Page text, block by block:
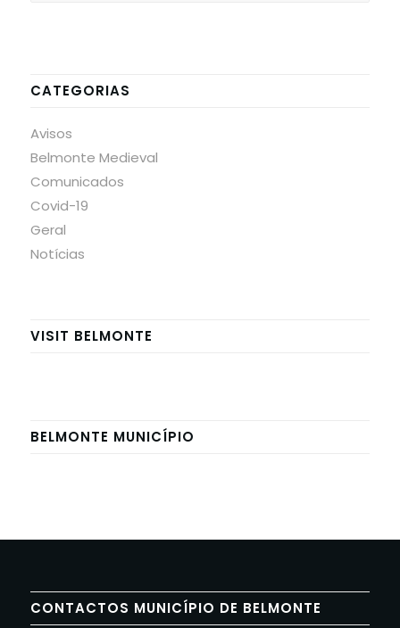
CATEGORIAS
Avisos
Belmonte Medieval
Comunicados
Covid-19
Geral
Notícias
VISIT BELMONTE
BELMONTE MUNICÍPIO
CONTACTOS MUNICÍPIO DE BELMONTE